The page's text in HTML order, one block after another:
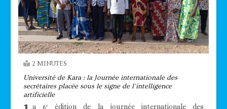
2 MINUTES
Université de Kara : la Journée internationale des
secrétaires placée sous le signe de l’intelligence
artificielle
a 6ᵉ édition de la journée internationale des